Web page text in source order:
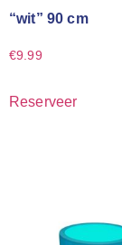
“wit” 90 cm
€9.99
Reserveer